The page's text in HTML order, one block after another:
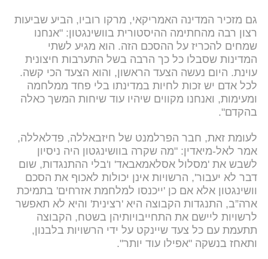
גם מזכיר המדינה האמריקאי, מרקו רוביו, הביע שביעות
רצון רבה מהחתימה ההיסטורית בוושינגטון: "אנחנו
שמחים להכריז על ההסכם הזה. הוא מגיע לשתי
המדינות שסבלו כל כך הרבה בשל התערבות חיצונית
עוינת. היום נעשה הצעד הראשון, והוא הצעד הכי קשה.
לכל אדם יש זכות לחיות במדינתו בלי פחד ממלחמה
ומעימות, ואנחנו מקווים שיהיו עוד שיחות המשך כאלה
בהקדם".
לעומת זאת, חבר הפרלמנט של חיזבאללה, פדלאללה,
אמר לאל-מיאדין: "מה שקרה בוושינגטון היה ניסיון
לשבש את 'מסלול אסלאמאבאד' ו'בלי ההתנגדות, שום
דבר לא יעבור', הרשויות אינן יכולות לאכוף את הסכם
וושינגטון אלא אם כן 'ייכנסו למלחמת אזרחים' בתמיכת
ארה”ב, התנגדות הקבוצה היא 'רצינית' והיא לא תאפשר
לרשויות ליישם את התחייבויותיהן בשטח, הקבוצה
תתעמת עם כל צעד שיינקט על ידי הרשויות בלבנון,
ותאחז בנשקה "אפילו עוד יותר".